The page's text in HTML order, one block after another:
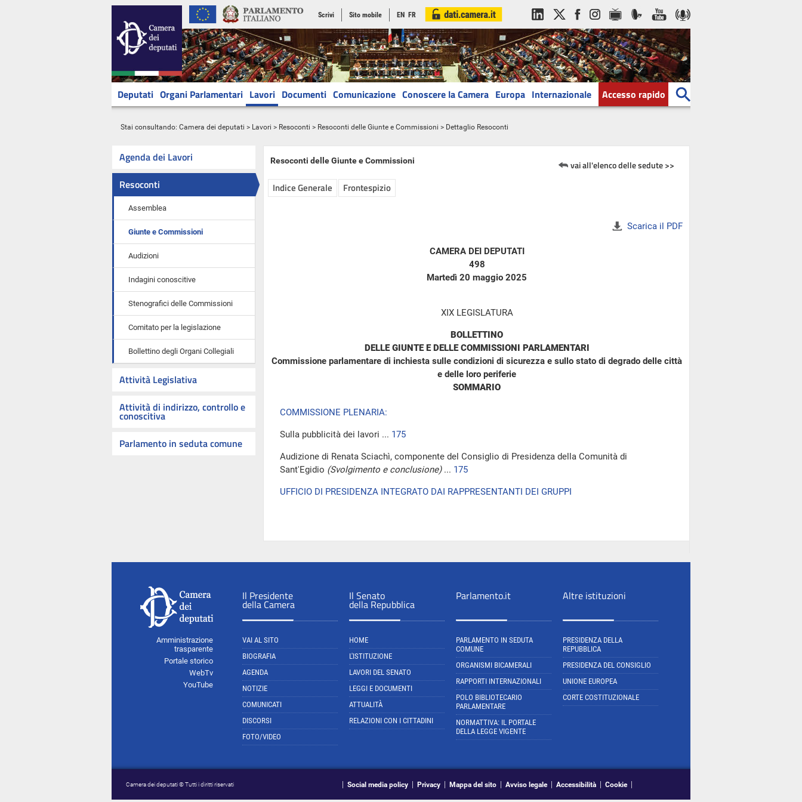
Scrivi Sito mobile EN FR
Deputati Organi Parlamentari Lavori Documenti Comunicazione Conoscere la Camera Europa Internazionale Accesso rapido
Stai consultando: Camera dei deputati > Lavori > Resoconti > Resoconti delle Giunte e Commissioni > Dettaglio Resoconti
Agenda dei Lavori
Resoconti
Assemblea
Giunte e Commissioni
Audizioni
Indagini conoscitive
Stenografici delle Commissioni
Comitato per la legislazione
Bollettino degli Organi Collegiali
Attività Legislativa
Attività di indirizzo, controllo e
conoscitiva
Parlamento in seduta comune
Resoconti delle Giunte e Commissioni vai all'elenco delle sedute >>
Indice Generale Frontespizio
Scarica il PDF
CAMERA DEI DEPUTATI
498
Martedì 20 maggio 2025
XIX LEGISLATURA
BOLLETTINO
DELLE GIUNTE E DELLE COMMISSIONI PARLAMENTARI
Commissione parlamentare di inchiesta sulle condizioni di sicurezza e sullo stato di degrado delle città
e delle loro periferie
SOMMARIO
COMMISSIONE PLENARIA:
Sulla pubblicità dei lavori ... 175
Audizione di Renata Sciachì, componente del Consiglio di Presidenza della Comunità di
Sant'Egidio (Svolgimento e conclusione)... 175
UFFICIO DI PRESIDENZA INTEGRATO DAI RAPPRESENTANTI DEI GRUPPI
Amministrazione
trasparente
Portale storico
WebTv
YouTube
Il Presidente
della Camera
VAI AL SITO
BIOGRAFIA
AGENDA
NOTIZIE
COMUNICATI
DISCORSI
FOTO/VIDEO
Il Senato
della Repubblica
HOME
L'ISTITUZIONE
LAVORI DEL SENATO
LEGGI E DOCUMENTI
ATTUALITÀ
RELAZIONI CON I CITTADINI
Parlamento.it
PARLAMENTO IN SEDUTA
COMUNE
ORGANISMI BICAMERALI
RAPPORTI INTERNAZIONALI
POLO BIBLIOTECARIO
PARLAMENTARE
NORMATTIVA: IL PORTALE
DELLA LEGGE VIGENTE
Altre istituzioni
PRESIDENZA DELLA
REPUBBLICA
PRESIDENZA DEL CONSIGLIO
UNIONE EUROPEA
CORTE COSTITUZIONALE
Camera dei deputati © Tutti i diritti riservati Social media policy Privacy Mappa del sito Avviso legale Accessibilità Cookie